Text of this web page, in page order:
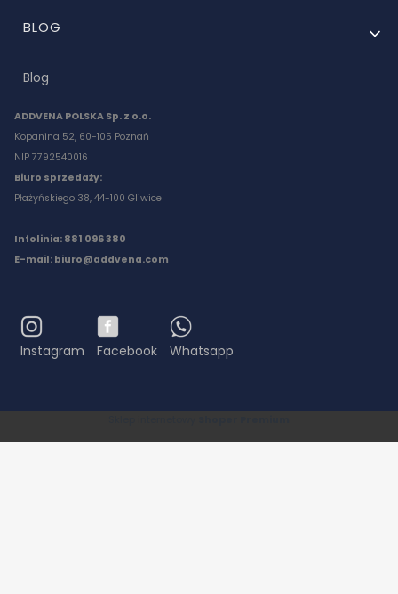
BLOG
Blog
ADDVENA POLSKA Sp. z o.o.
Kopanina 52, 60-105 Poznań
NIP 7792540016
Biuro sprzedaży:
Płażyńskiego 38, 44-100 Gliwice
Infolinia: 881 096 380
E-mail: biuro@addvena.com
Instagram Facebook Whatsapp